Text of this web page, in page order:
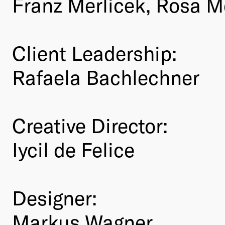
Client Leadership:
Rafaela Bachlechner
Creative Director:
Iycil de Felice
Designer: